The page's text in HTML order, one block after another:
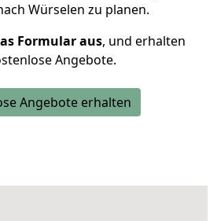
Würselen zu planen.
Formular aus, und erhalten
Angebote.
Angebote erhalten